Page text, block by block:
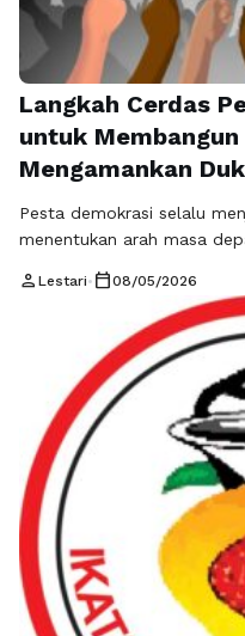
Langkah Cerdas
untuk
Mengamankan
Pesta demokrasi selalu
menentukan arah masa
dan penuh tantangan.
masyarakat, hingga partai
untuk menarik perhatian
persiapan pemilu 2029
menentukan kemenangan
Selengkapnya
person Lestari• calendar_today08/05/2026